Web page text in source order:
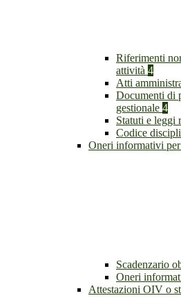
Riferimenti
attività 4
Atti
Documenti di
gestionale 4
Statuti e leggi
Codice
Oneri informativi
Scadenzario
Oneri
Attestazioni OIV o